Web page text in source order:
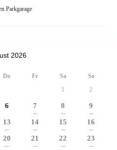
Parkgarage
2026
Do Fr Sa So
1 2
6 7
---
8
---
9
---
13
---
14
---
15
---
16
---
20
---
21
---
22
---
23
---